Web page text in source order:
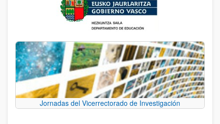
Jornadas del Vicerrectorado de Investigación